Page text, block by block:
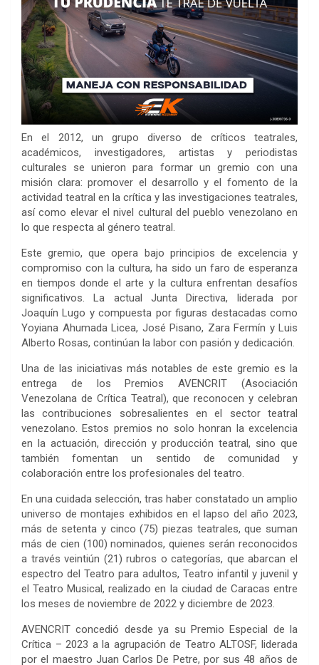
En el 2012, un grupo diverso de críticos teatrales,
académicos, investigadores, artistas y periodistas
culturales se unieron para formar un gremio con una
misión clara: promover el desarrollo y el fomento de la
actividad teatral en la crítica y las investigaciones teatrales,
así como elevar el nivel cultural del pueblo venezolano en
lo que respecta al género teatral.
Este gremio, que opera bajo principios de excelencia y
compromiso con la cultura, ha sido un faro de esperanza
en tiempos donde el arte y la cultura enfrentan desafíos
significativos. La actual Junta Directiva, liderada por
Joaquín Lugo y compuesta por figuras destacadas como
Yoyiana Ahumada Licea, José Pisano, Zara Fermín y Luis
Alberto Rosas, continúan la labor con pasión y dedicación.
Una de las iniciativas más notables de este gremio es la
entrega de los Premios AVENCRIT (Asociación
Venezolana de Crítica Teatral), que reconocen y celebran
las contribuciones sobresalientes en el sector teatral
venezolano. Estos premios no solo honran la excelencia
en la actuación, dirección y producción teatral, sino que
también fomentan un sentido de comunidad y
colaboración entre los profesionales del teatro.
En una cuidada selección, tras haber constatado un amplio
universo de montajes exhibidos en el lapso del año 2023,
más de setenta y cinco (75) piezas teatrales, que suman
más de cien (100) nominados, quienes serán reconocidos
a través veintiún (21) rubros o categorías, que abarcan el
espectro del Teatro para adultos, Teatro infantil y juvenil y
el Teatro Musical, realizado en la ciudad de Caracas entre
los meses de noviembre de 2022 y diciembre de 2023.
AVENCRIT concedió desde ya su Premio Especial de la
Crítica – 2023 a la agrupación de Teatro ALTOSF, liderada
por el maestro Juan Carlos De Petre, por sus 48 años de